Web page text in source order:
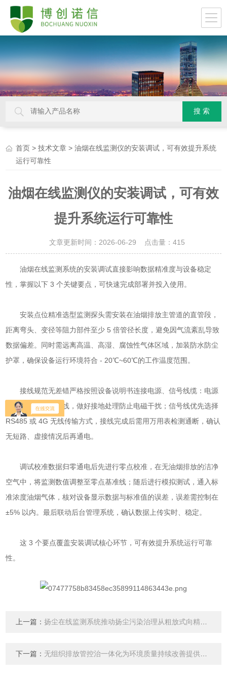
首页 >技术文章 > 油烟在线监测仪的安装调试，可有效提升系统
运行可靠性
油烟在线监测仪的安装调试，可有效
提升系统运行可靠性
文章更新时间：2026-06-29 点击量： 415
油烟在线监测系统的安装调试直接影响数据精准度与设备稳定
性，掌握以下 3 个关键要点，可快速完成部署并投入使用。
安装点位精准选型监测探头需安装在油烟排放主管道的直管段，
距离弯头、变径等阻力部件至少 5 倍管径长度，避免因气流紊乱导致
数据偏差。同时需远离高温、高湿、腐蚀性气体区域，加装防水防尘
护罩，确保设备运行环境符合 - 20℃~60℃的工作温度范围。
接线规范无差错严格按照设备说明书连接电源、信号线缆：电源
线需采用三芯屏蔽线，做好接地处理防止电磁干扰；信号线优先选择
RS485 或 4G 无线传输方式，接线完成后需用万用表检测通断，确认
无短路、虚接情况后再通电。
调试校准数据归零通电后先进行零点校准，在无油烟排放的洁净
空气中，将监测数值调整至零点基准线；随后进行模拟测试，通入标
准浓度油烟气体，核对设备显示数据与标准值的误差，误差需控制在
±5% 以内。最后联动后台管理系统，确认数据上传实时、稳定。
这 3 个要点覆盖安装调试核心环节，可有效提升系统运行可靠
性。
上一篇：扬尘在线监测系统推动扬尘污染治理从粗放式向精细化
下一篇： 无组织排放管控治一体化为环境质量持续改善提供坚实支撑